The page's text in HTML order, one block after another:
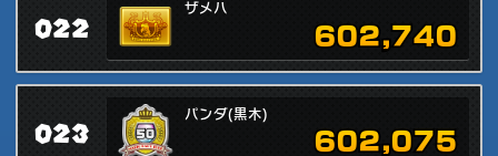
022
ザメハ
602,740
023
パンダ(黒木)
602,075